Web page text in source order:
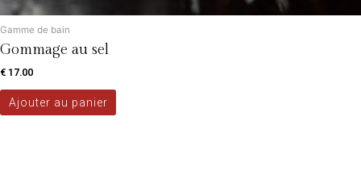
Gamme de bain
Gommage au sel
€ 17.00
Ajouter au panier